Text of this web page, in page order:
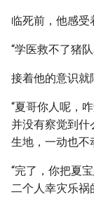
临死前，他感受
“学医救不了猪
接着他的意识就
“夏哥你人呢，
并没有察觉到什
生地，一动也不
“完了，你把夏
二个人幸灾乐祸